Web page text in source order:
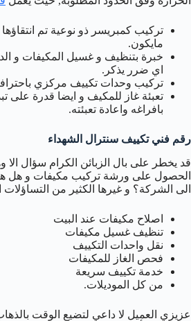
تركيب كمبريسر ذو نوعية تم
مايكون.
خبرة بتنظيف و غسيل المكيفات و
اي ضرر يذكر.
تركيب وحدات تكييف مركزي
تعبئة غاز للمكيف و ايضا قدرة على
بافراغه واعادة تعبئته.
رقم فني تكييف سنترال الشهداء
قد يخطر على بال الزبائن الكرام سؤال
الحصول على ورشة تركيب مكيفات و هل
الى الشركة؟ و غيرها الكثير من التساؤلات
اصلاح مكيفات عند البيت
تنظيف غسيل مكيفات
نقل واحدات التكييف
فحص الغاز للمكيفات
خدمة تكييف سريعة
من كل الموديلات.
عزيزي العميل لا داعي لتضيع الوقت